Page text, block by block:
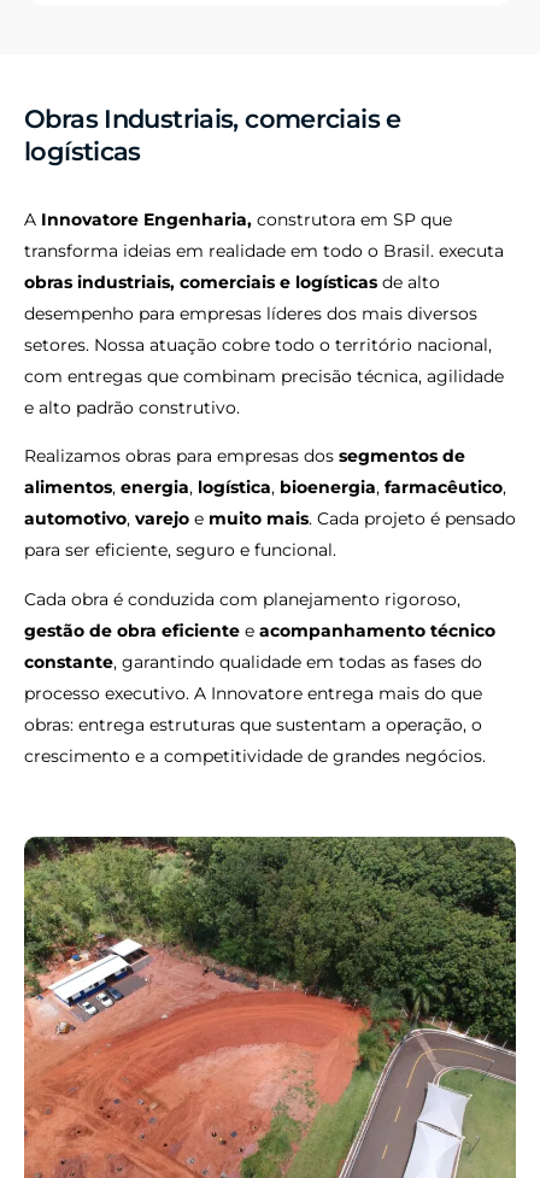
Obras Industriais, comerciais e
logísticas
A Innovatore Engenharia, construtora em SP que
transforma ideias em realidade em todo o Brasil. executa
obras industriais, comerciais e logísticas de alto
desempenho para empresas líderes dos mais diversos
setores. Nossa atuação cobre todo o território nacional,
com entregas que combinam precisão técnica, agilidade
e alto padrão construtivo.
Realizamos obras para empresas dos segmentos de
alimentos, energia, logística, bioenergia, farmacêutico,
automotivo, varejo e muito mais. Cada projeto é pensado
para ser eficiente, seguro e funcional.
Cada obra é conduzida com planejamento rigoroso,
gestão de obra eficiente e acompanhamento técnico
constante, garantindo qualidade em todas as fases do
processo executivo. A Innovatore entrega mais do que
obras: entrega estruturas que sustentam a operação, o
crescimento e a competitividade de grandes negócios.